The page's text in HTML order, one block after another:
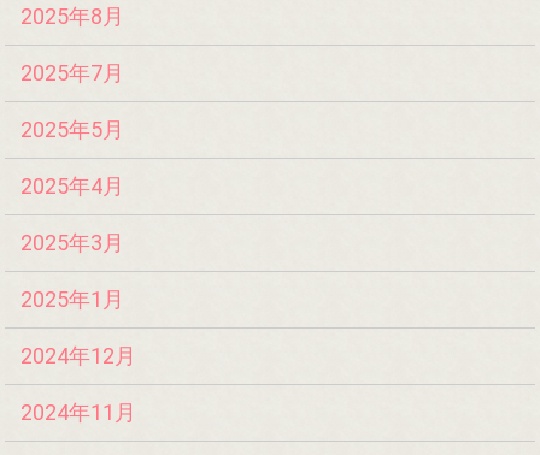
2025年8月
2025年7月
2025年5月
2025年4月
2025年3月
2025年1月
2024年12月
2024年11月